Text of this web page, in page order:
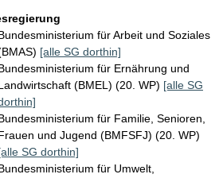
für Arbeit und Soziales
[alle SG dorthin]
für Ernährung und
(BMEL) (20. WP) [alle SG
für Familie, Senioren,
und Jugend (BMFSFJ) (20. WP)
SG dorthin]
für Umwelt,